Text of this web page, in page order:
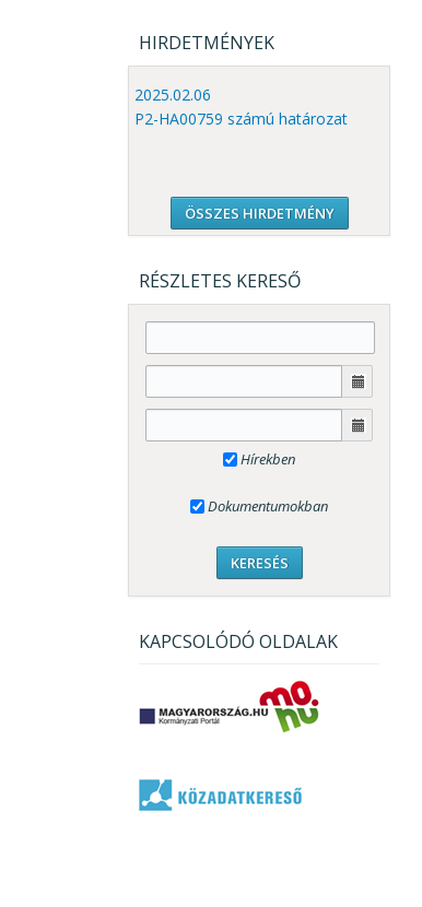
HIRDETMÉNYEK
2025.02.06
P2-HA00759 számú határozat
ÖSSZES HIRDETMÉNY
RÉSZLETES KERESŐ
Hírekben
Dokumentumokban
KAPCSOLÓDÓ OLDALAK